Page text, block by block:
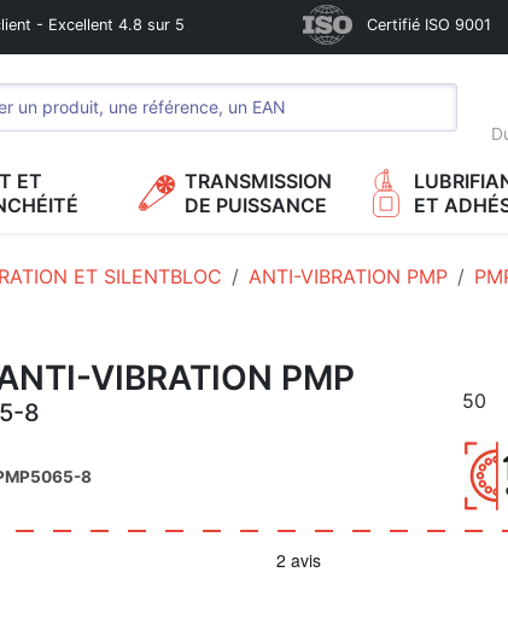
- Excellent 4.8 sur 5 Certifié ISO 9001
ET
TRANSMISSION
DE PUISSANCE
ET
ET SILENTBLOC ANTI-VIBRATION PMP
VIBRATION PMP
8 50
8